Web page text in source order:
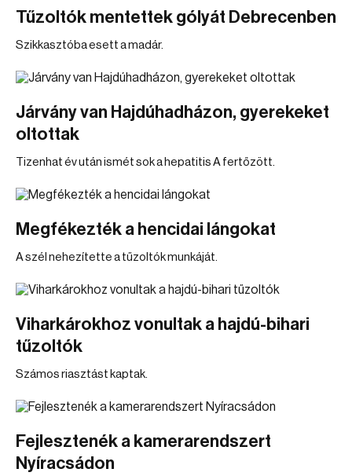
Tűzoltók mentettek gólyát Debrecenben
Szikkasztóba esett a madár.
Járvány van Hajdúhadházon, gyerekeket
oltottak
Tizenhat év után ismét sok a hepatitis A fertőzött.
Megfékezték a hencidai lángokat
A szél nehezítette a tűzoltók munkáját.
Viharkárokhoz vonultak a hajdú-bihari
tűzoltók
Számos riasztást kaptak.
Fejlesztenék a kamerarendszert
Nyíracsádon